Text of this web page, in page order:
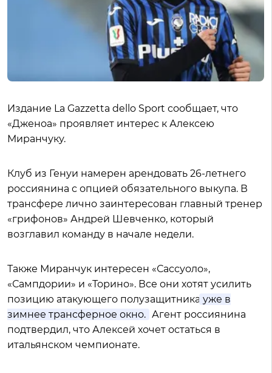
Издание La Gazzetta dello Sport сообщает, что
«Дженоа» проявляет интерес к Алексею
Миранчуку.
Клуб из Генуи намерен арендовать 26-летнего
россиянина с опцией обязательного выкупа. В
трансфере лично заинтересован главный тренер
«грифонов» Андрей Шевченко, который
возглавил команду в начале недели.
Также Миранчук интересен «Сассуоло»,
«Сампдории» и «Торино». Все они хотят усилить
позицию атакующего полузащитника уже в
зимнее трансферное окно. Агент россиянина
подтвердил, что Алексей хочет остаться в
итальянском чемпионате.